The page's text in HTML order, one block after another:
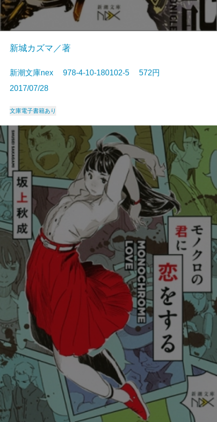
新城カズマ／著
新潮文庫nex 978-4-10-180102-5 572円
2017/07/28
文庫電子書籍あり